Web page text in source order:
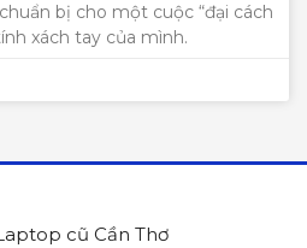
bị cho một cuộc “đại cách
xách tay của mình.
cũ Cần Thơ